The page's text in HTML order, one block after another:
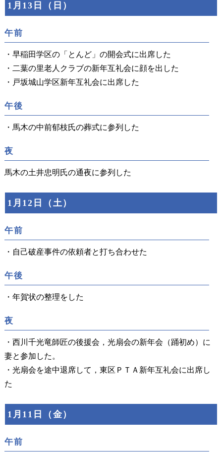
1月13日（日）
午前
・早稲田学区の「とんど」の開会式に出席した
・二葉の里老人クラブの新年互礼会に顔を出した
・戸坂城山学区新年互礼会に出席した
午後
・馬木の中前郁枝氏の葬式に参列した
夜
馬木の土井忠明氏の通夜に参列した
1月12日（土）
午前
・自己破産事件の依頼者と打ち合わせた
午後
・年賀状の整理をした
夜
・西川千光竜師匠の後援会，光扇会の新年会（踊初め）に
妻と参加した。
・光扇会を途中退席して，東区ＰＴＡ新年互礼会に出席し
た
1月11日（金）
午前